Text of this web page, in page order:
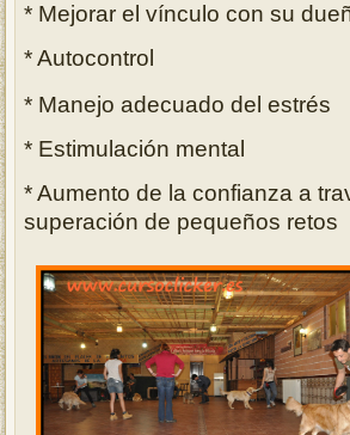
* Mejorar el vínculo con su
* Autocontrol
* Manejo adecuado del estrés
* Estimulación mental
* Aumento de la confianza a
superación de pequeños retos